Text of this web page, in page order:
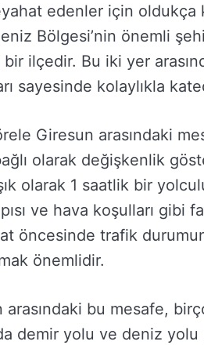
edenler için oldukça
Bölgesi’nin önemli
bir ilçedir. Bu iki yer
sayesinde kolaylıkla
Giresun arasındaki
olarak değişkenlik
olarak 1 saatlik bir
ve hava koşulları gibi
öncesinde trafik
önemlidir.
bu mesafe,
demir yolu ve deniz